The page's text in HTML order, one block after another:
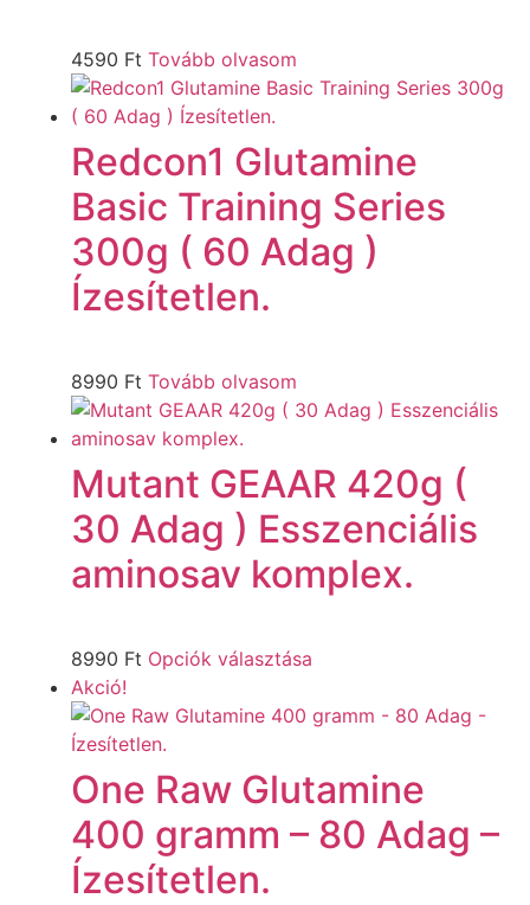
4590 Ft Tovább olvasom
Redcon1 Glutamine
Basic Training Series
300g ( 60 Adag )
Ízesítetlen.
8990 Ft Tovább olvasom
Mutant GEAAR 420g (
30 Adag ) Esszenciális
aminosav komplex.
8990 Ft Opciók választása
Akció!
One Raw Glutamine
400 gramm – 80 Adag –
Ízesítetlen.